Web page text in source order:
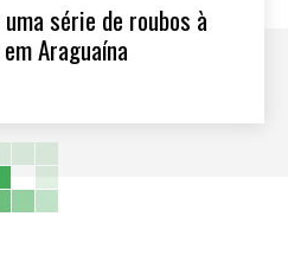
série de roubos à
Araguaína